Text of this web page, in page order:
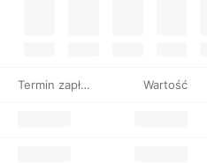
Termin zapłaty Wartość